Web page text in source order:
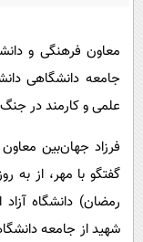
جامعه دانشگاهی
علمی و کارمند در
فرزاد جهان‌بین
گفتگو با مهر، از
شهید از جامعه